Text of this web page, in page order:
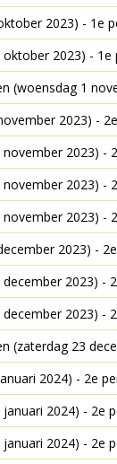
2023) - 1e
oktober 2023) - 1e
(woensdag 1
2023) -
november 2023) -
november 2023) -
november 2023) -
2023) -
december 2023) -
december 2023) -
(zaterdag 23
2024) - 2e
januari 2024) - 2e
januari 2024) - 2e